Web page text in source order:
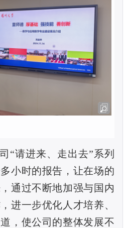
“请进来、走出去”系列
小时的报告，让在场的
通过不断地加强与国内
进一步优化人才培养、
，使公司的整体发展不